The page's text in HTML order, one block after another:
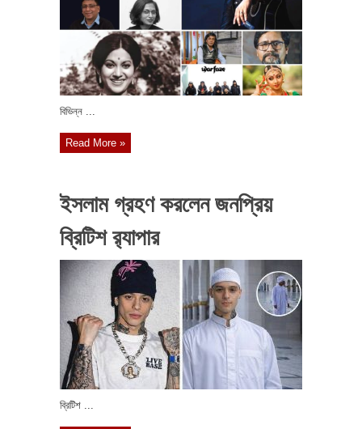
বিভিন্ন ...
Read More »
ইসলাম গ্রহণ করলেন জনপ্রিয়
ব্রিটিশ র‌্যাপার
ব্রিটিশ ...